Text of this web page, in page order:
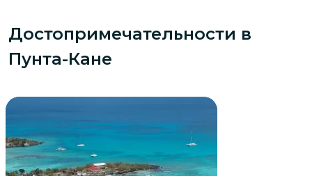
Достопримечательности в
Пунта-Кане